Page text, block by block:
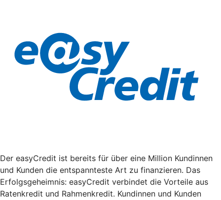
Der easyCredit ist bereits für über eine Million Kundinnen
und Kunden die entspannteste Art zu finanzieren. Das
Erfolgsgeheimnis: easyCredit verbindet die Vorteile aus
Ratenkredit und Rahmenkredit. Kundinnen und Kunden